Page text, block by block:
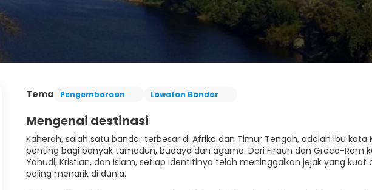
Tema Pengembaraan Lawatan Bandar
Mengenai destinasi
Kaherah, salah satu bandar terbesar di Afrika dan Timur Tengah, adalah ibu
penting bagi banyak tamadun, budaya dan agama. Dari Firaun dan Greco-Rom
Yahudi, Kristian, dan Islam, setiap identitinya telah meninggalkan jejak yang
paling menarik di dunia.